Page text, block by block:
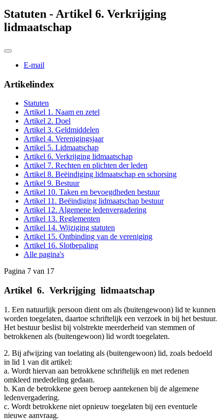
Statuten - Artikel 6. Verkrijging
lidmaatschap
E-mail
Artikelindex
Statuten
Artikel 1. Naam en zetel
Artikel 2. Doel
Artikel 3. Geldmiddelen
Artikel 4. Verenigingsjaar
Artikel 5. Lidmaatschap
Artikel 6. Verkrijging lidmaatschap
Artikel 7. Rechten en plichten der leden
Artikel 8. Beëindiging lidmaatschap en schorsing
Artikel 9. Bestuur
Artikel 10. Taken en bevoegdheden bestuur
Artikel 11. Beëindiging lidmaatschap bestuur
Artikel 12. Algemene ledenvergadering
Artikel 13. Reglementen
Artikel 14. Wijziging statuten
Artikel 15. Ontbinding van de vereniging
Artikel 16. Slotbepaling
Alle pagina's
Pagina 7 van 17
Artikel 6. Verkrijging lidmaatschap
1. Een natuurlijk persoon dient om als (buitengewoon) lid te kunnen
worden toegelaten, daartoe schriftelijk een verzoek in bij het bestuur.
Het bestuur beslist bij volstrekte meerderheid van stemmen of
betrokkenen als (buitengewoon) lid wordt toegelaten.
2. Bij afwijzing van toelating als (buitengewoon) lid, zoals bedoeld
in lid 1 van dit artikel:
a. Wordt hiervan aan betrokkene schriftelijk en met redenen
omkleed mededeling gedaan.
b. Kan de betrokkene geen beroep aantekenen bij de algemene
ledenvergadering.
c. Wordt betrokkene niet opnieuw toegelaten bij een eventuele
nieuwe aanvraag.